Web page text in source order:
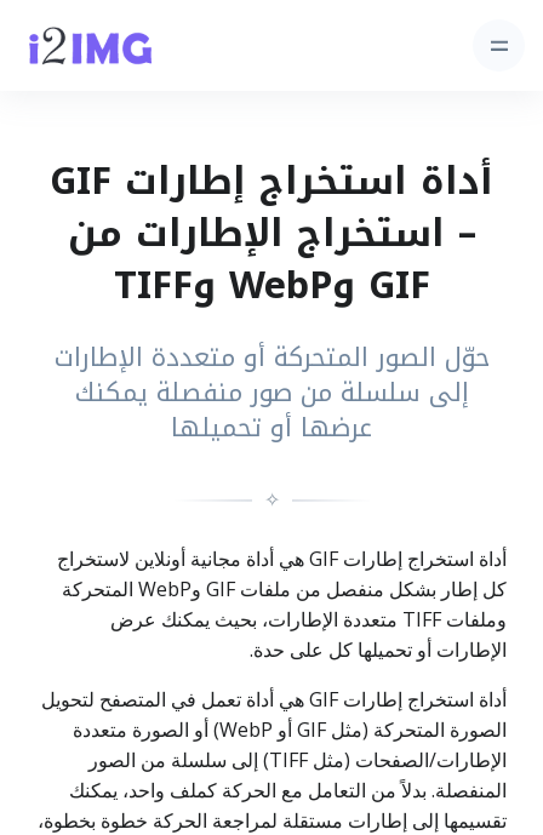
أداة استخراج إطارات GIF
– استخراج الإطارات من
GIF وWebP وTIFF
حوّل الصور المتحركة أو متعددة الإطارات
إلى سلسلة من صور منفصلة يمكنك
عرضها أو تحميلها
✧
أداة استخراج إطارات GIF هي أداة مجانية أونلاين لاستخراج
كل إطار بشكل منفصل من ملفات GIF وWebP المتحركة
وملفات TIFF متعددة الإطارات، بحيث يمكنك عرض
الإطارات أو تحميلها كل على حدة.
أداة استخراج إطارات GIF هي أداة تعمل في المتصفح لتحويل
الصورة المتحركة (مثل GIF أو WebP) أو الصورة متعددة
الإطارات/الصفحات (مثل TIFF) إلى سلسلة من الصور
المنفصلة. بدلاً من التعامل مع الحركة كملف واحد، يمكنك
تقسيمها إلى إطارات مستقلة لمراجعة الحركة خطوة بخطوة،